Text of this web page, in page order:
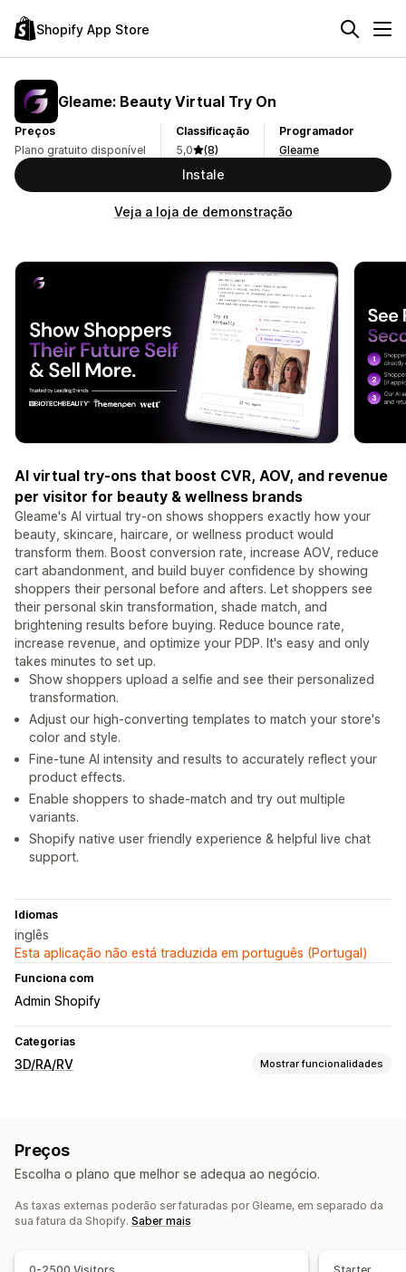
Shopify App Store
Gleame: Beauty Virtual Try On
Preços
Plano gratuito disponível
Classificação
5,0
(8)
Programador
Gleame
Instale
Veja a loja de demonstração
AI virtual try-ons that boost CVR, AOV, and revenue
per visitor for beauty & wellness brands
Gleame's AI virtual try-on shows shoppers exactly how your
beauty, skincare, haircare, or wellness product would
transform them. Boost conversion rate, increase AOV, reduce
cart abandonment, and build buyer confidence by showing
shoppers their personal before and afters. Let shoppers see
their personal skin transformation, shade match, and
brightening results before buying. Reduce bounce rate,
increase revenue, and optimize your PDP. It's easy and only
takes minutes to set up.
Show shoppers upload a selfie and see their personalized
transformation.
Adjust our high-converting templates to match your store's
color and style.
Fine-tune AI intensity and results to accurately reflect your
product effects.
Enable shoppers to shade-match and try out multiple
variants.
Shopify native user friendly experience & helpful live chat
support.
Idiomas
inglês
Esta aplicação não está traduzida em português (Portugal)
Funciona com
Admin Shopify
Categorias
3D/RA/RV Mostrar funcionalidades
Personalização
Texturas Temas Carregamento de ficheiros
Preços
Escolha o plano que melhor se adequa ao negócio.
As taxas externas poderão ser faturadas por Gleame, em separado da
sua fatura da Shopify. Saber mais